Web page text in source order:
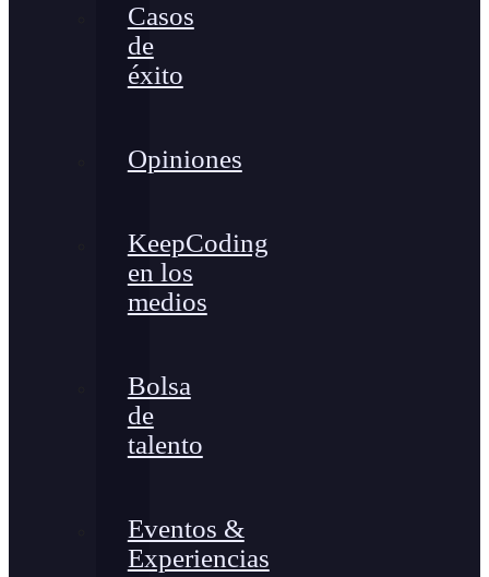
Casos
de
éxito
Opiniones
KeepCoding
en los
medios
Bolsa
de
talento
Eventos &
Experiencias